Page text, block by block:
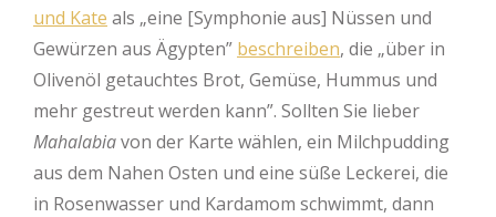
und Kate als „eine [Symphonie aus] Nüssen und
Gewürzen aus Ägypten” beschreiben, die „über in
Olivenöl getauchtes Brot, Gemüse, Hummus und
mehr gestreut werden kann”. Sollten Sie lieber
Mahalabiavon der Karte wählen, ein Milchpudding
aus dem Nahen Osten und eine süße Leckerei, die
in Rosenwasser und Kardamom schwimmt, dann